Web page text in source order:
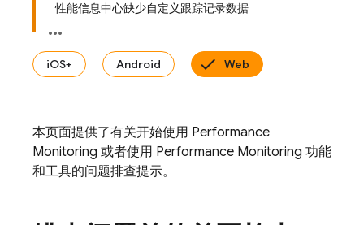
性能信息中心缺少自定义跟踪记录数据
iOS+ Android Web
本页面提供了有关开始使用 Performance
Monitoring 或者使用 Performance Monitoring 功能
和工具的问题排查提示。